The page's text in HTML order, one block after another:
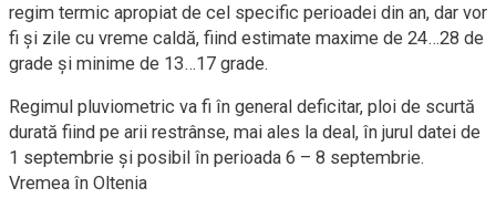
regim termic apropiat de cel specific perioadei din an, dar vor
fi şi zile cu vreme caldă, fiind estimate maxime de 24…28 de
grade şi minime de 13…17 grade.
Regimul pluviometric va fi în general deficitar, ploi de scurtă
durată fiind pe arii restrânse, mai ales la deal, în jurul datei de
1 septembrie şi posibil în perioada 6 – 8 septembrie.
Vremea în Oltenia